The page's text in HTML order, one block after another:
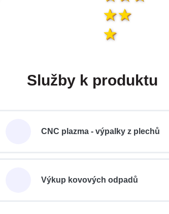
Služby k produktu
CNC plazma - výpalky z plechů
Výkup kovových odpadů